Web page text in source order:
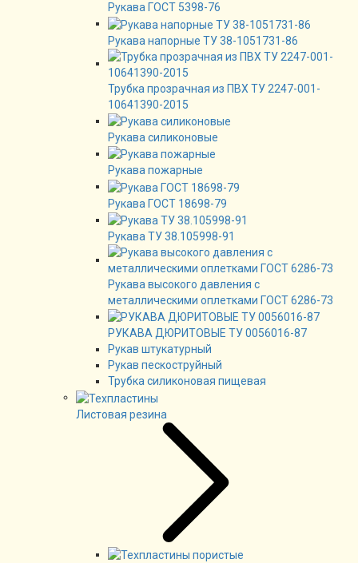
Рукава ГОСТ 5398-76
Рукава напорные ТУ 38-1051731-86
Трубка прозрачная из ПВХ ТУ 2247-001-
10641390-2015
Рукава силиконовые
Рукава пожарные
Рукава ГОСТ 18698-79
Рукава ТУ 38.105998-91
Рукава высокого давления с
металлическими оплетками ГОСТ 6286-73
РУКАВА ДЮРИТОВЫЕ ТУ 0056016-87
Рукав штукатурный
Рукав пескоструйный
Трубка силиконовая пищевая
Листовая резина